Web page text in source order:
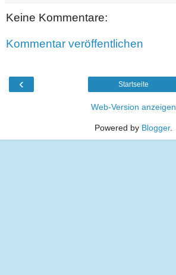
Keine Kommentare:
Kommentar veröffentlichen
‹ Startseite
Web-Version anzeigen
Powered by Blogger.